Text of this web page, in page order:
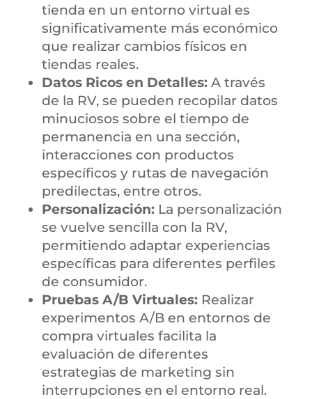
tienda en un entorno virtual es
significativamente más económico
que realizar cambios físicos en
tiendas reales.
Datos Ricos en Detalles: A través
de la RV, se pueden recopilar datos
minuciosos sobre el tiempo de
permanencia en una sección,
interacciones con productos
específicos y rutas de navegación
predilectas, entre otros.
Personalización: La personalización
se vuelve sencilla con la RV,
permitiendo adaptar experiencias
específicas para diferentes perfiles
de consumidor.
Pruebas A/B Virtuales: Realizar
experimentos A/B en entornos de
compra virtuales facilita la
evaluación de diferentes
estrategias de marketing sin
interrupciones en el entorno real.